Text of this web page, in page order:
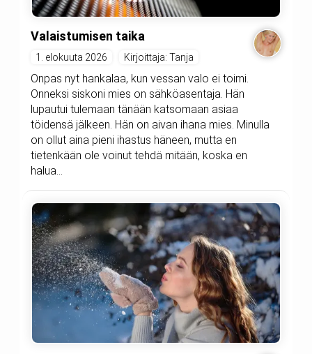
Valaistumisen taika
1. elokuuta 2026 Kirjoittaja: Tanja
Onpas nyt hankalaa, kun vessan valo ei toimi.
Onneksi siskoni mies on sähköasentaja. Hän
lupautui tulemaan tänään katsomaan asiaa
töidensä jälkeen. Hän on aivan ihana mies. Minulla
on ollut aina pieni ihastus häneen, mutta en
tietenkään ole voinut tehdä mitään, koska en
halua...